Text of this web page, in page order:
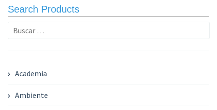
Search Products
Buscar:
Academia
Ambiente